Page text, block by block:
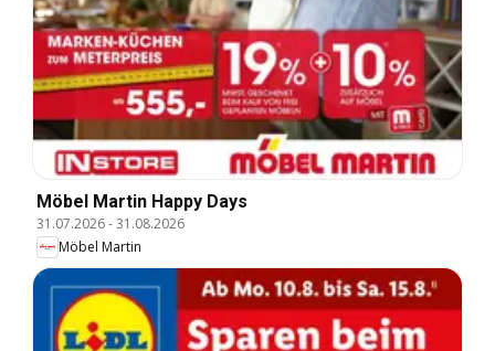
Möbel Martin Happy Days
31.07.2026-31.08.2026
Möbel Martin